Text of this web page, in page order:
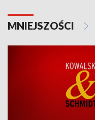
MNIEJSZOŚCI